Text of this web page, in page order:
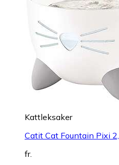
Kattleksaker
Catit Cat Fountain Pixi
fr.